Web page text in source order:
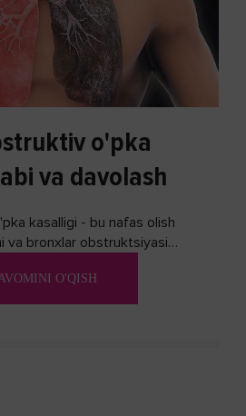
o'pka
va davolash
kasalligi - bu nafas olish
va bronxlar obstruktsiyasi
O'QISH